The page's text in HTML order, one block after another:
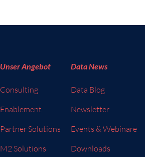
Unser Angebot
Consulting
Enablement
Partner Solutions
M2 Solutions
Data News
Data Blog
Newsletter
Events & Webinare
Downloads